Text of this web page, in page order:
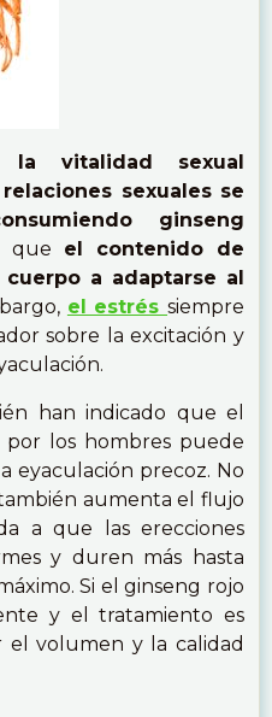
la vitalidad sexual
sexuales se
ginseng
que el contenido de
a adaptarse al
el estréssiempre
sobre la excitación y
han indicado que el
los hombres puede
eyaculación precoz. No
aumenta el flujo
a que las erecciones
y duren más hasta
Si el ginseng rojo
y el tratamiento es
el volumen y la calidad